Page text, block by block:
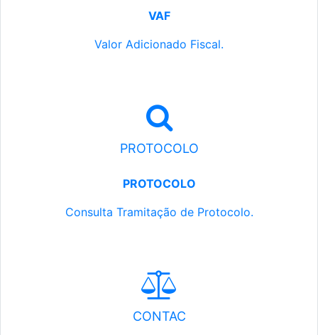
VAF
Valor Adicionado Fiscal.
PROTOCOLO
PROTOCOLO
Consulta Tramitação de Protocolo.
CONTAC